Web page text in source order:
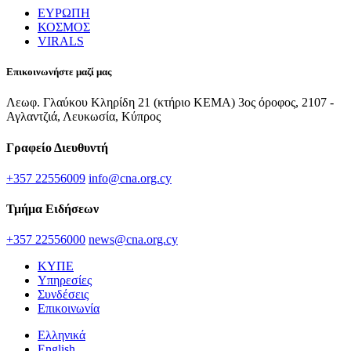
ΕΥΡΩΠΗ
ΚΟΣΜΟΣ
VIRALS
Επικοινωνήστε μαζί μας
Λεωφ. Γλαύκου Κληρίδη 21 (κτήριο ΚΕΜΑ) 3ος όροφος, 2107 -
Αγλαντζιά, Λευκωσία, Κύπρος
Γραφείο Διευθυντή
+357 22556009 info@cna.org.cy
Τμήμα Ειδήσεων
+357 22556000 news@cna.org.cy
ΚΥΠΕ
Υπηρεσίες
Συνδέσεις
Επικοινωνία
Ελληνικά